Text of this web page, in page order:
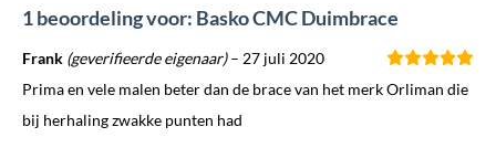
1 beoordeling voor: Basko CMC Duimbrace
Frank (geverifieerde eigenaar) – 27 juli 2020
Prima en vele malen beter dan de brace van het merk Orliman die
bij herhaling zwakke punten had